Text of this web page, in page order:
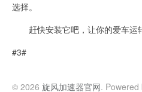
选择。
赶快安装它吧，让你的爱车运
#3#
© 2026 旋风加速器官网. Powered